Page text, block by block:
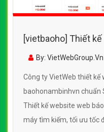
[vietbaoho] Thiết
động -
By: VietWebGroup.Vn
Công ty VietWeb thiết
baohonambinhvn chuẩn
Thiết kế website web
máy tìm kiếm, tối ưu tốc